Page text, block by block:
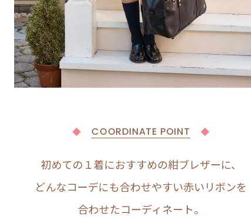
COORDINATE POINT
初めての１着におすすめの紺ブレザーに、
どんなコーデにも合わせやすい赤いリボンを
合わせたコーディネート。